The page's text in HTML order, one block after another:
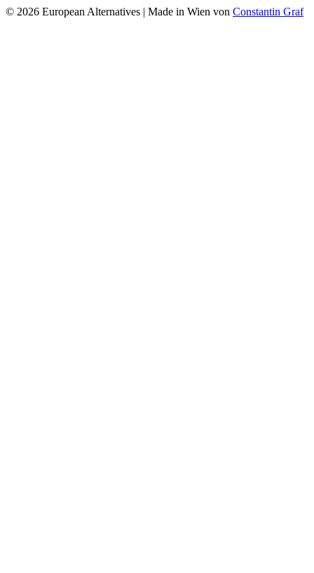
© 2026 European Alternatives | Made in Wien von Constantin Graf